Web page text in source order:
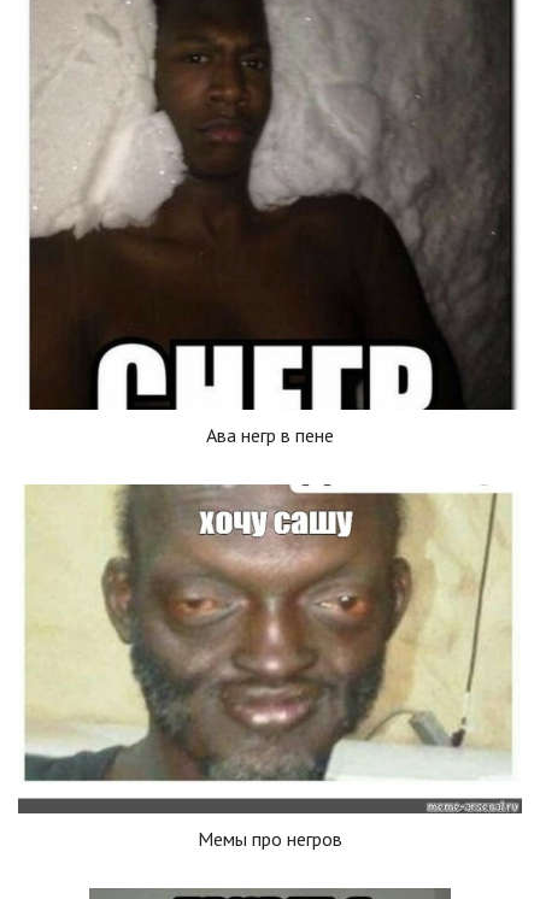
Ава негр в пене
Мемы про негров